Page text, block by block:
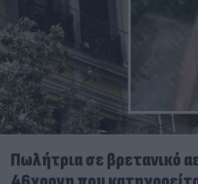
Πωλήτρια σε βρετανικό